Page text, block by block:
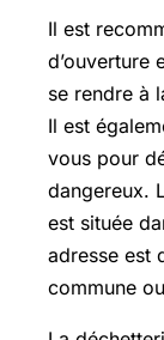
Il est
d’ouverture
se rendre à
Il est
vous pour
dangereux.
est située
adresse est
commune